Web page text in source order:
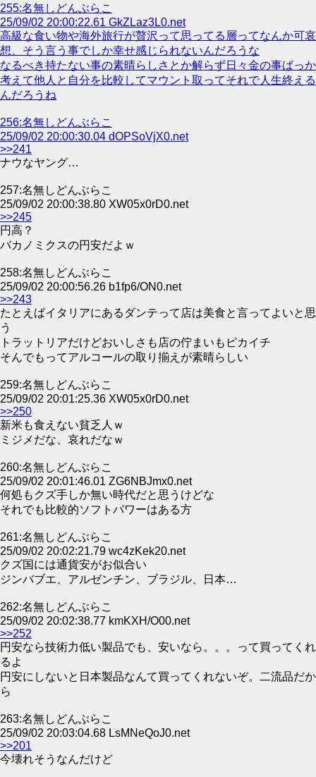
255:名無しどんぶらこ
25/09/02 20:00:22.61 GkZLaz3L0.net
高級な食い物や海外旅行が贅沢って思ってる層ってなんか可哀
想、そう言う事でしか幸せ感じられないんだろうな
なるべき持たない事の素晴らしさとか解らず日々金の事ばっか
考えて他人と自分を比較してマウント取ってそれで人生終える
んだろうね
256:名無しどんぶらこ
25/09/02 20:00:30.04 dOPSoVjX0.net
>>241
ナウなヤング…
257:名無しどんぶらこ
25/09/02 20:00:38.80 XW05x0rD0.net
>>245
円高？
バカノミクスの円安だよｗ
258:名無しどんぶらこ
25/09/02 20:00:56.26 b1fp6/ON0.net
>>243
たとえばイタリアにあるダンテって店は美食と言ってよいと思
う
トラットリアだけどおいしさも店の佇まいもピカイチ
そんでもってアルコールの取り揃えが素晴らしい
259:名無しどんぶらこ
25/09/02 20:01:25.36 XW05x0rD0.net
>>250
新米も食えない貧乏人ｗ
ミジメだな、哀れだなｗ
260:名無しどんぶらこ
25/09/02 20:01:46.01 ZG6NBJmx0.net
何処もクズ手しか無い時代だと思うけどな
それでも比較的ソフトパワーはある方
261:名無しどんぶらこ
25/09/02 20:02:21.79 wc4zKek20.net
クズ国には通貨安がお似合い
ジンバブエ、アルゼンチン、ブラジル、日本…
262:名無しどんぶらこ
25/09/02 20:02:38.77 kmKXH/O00.net
>>252
円安なら技術力低い製品でも、安いなら。。。って買ってくれ
るよ
円安にしないと日本製品なんて買ってくれないぞ。二流品だか
ら
263:名無しどんぶらこ
25/09/02 20:03:04.68 LsMNeQoJ0.net
>>201
今壊れそうなんだけど